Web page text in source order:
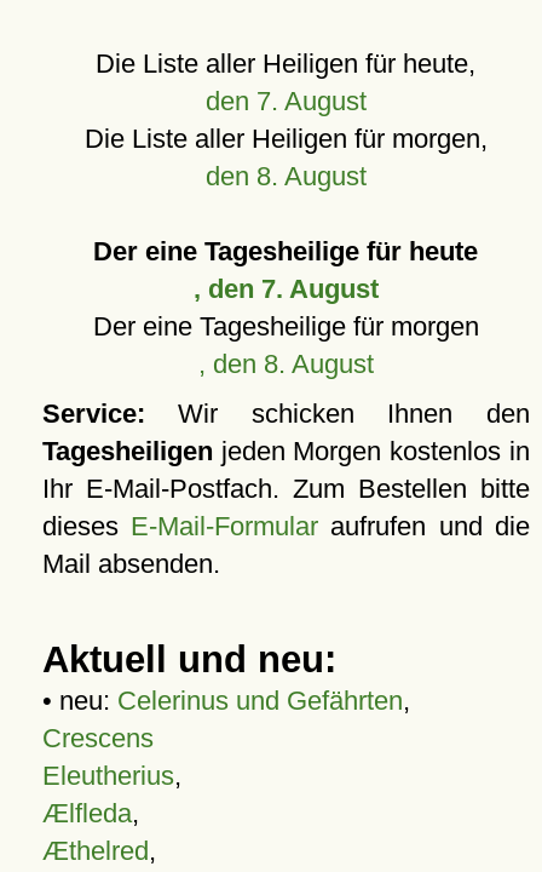
Die Liste aller Heiligen für heute,
den 7. August
Die Liste aller Heiligen für morgen,
den 8. August
Der eine Tagesheilige für heute
, den 7. August
Der eine Tagesheilige für morgen
, den 8. August
Service: Wir schicken Ihnen den
Tagesheiligen jeden Morgen kostenlos in
Ihr E-Mail-Postfach. Zum Bestellen bitte
dieses E-Mail-Formular aufrufen und die
Mail absenden.
Aktuell und neu:
• neu: Celerinus und Gefährten,
Crescens
Eleutherius,
Ælfleda,
Æthelred,